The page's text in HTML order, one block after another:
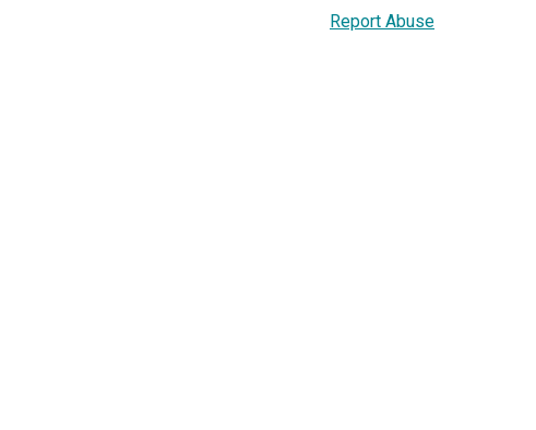
Report Abuse